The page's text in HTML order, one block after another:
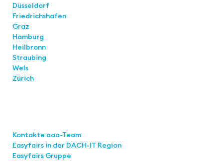
Düsseldorf
Friedrichshafen
Graz
Hamburg
Heilbronn
Straubing
Wels
Zürich
Kontakte aaa-Team
Easyfairs in der DACH-IT Region
Easyfairs Gruppe